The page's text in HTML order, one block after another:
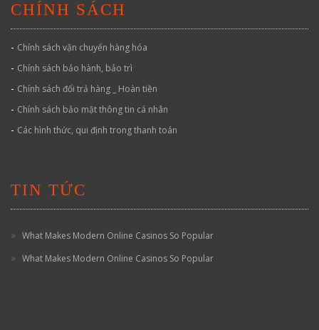
CHÍNH SÁCH
- Chính sách vận chuyển hàng hóa
- Chính sách bảo hành, bảo trì
- Chính sách đổi trả hàng _ Hoàn tiền
- Chính sách bảo mật thông tin cá nhân
- Các hình thức, qui định trong thanh toán
TIN TỨC
What Makes Modern Online Casinos So Popular
What Makes Modern Online Casinos So Popular